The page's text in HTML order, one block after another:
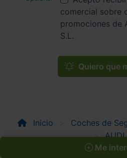
comercial sobre
promociones de
S.L.
Quiero que
Me
Inicio Coches de
AUDI
ADRENALIN BLACK ED